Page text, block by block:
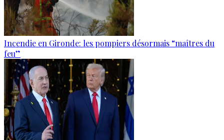
Incendie en Gironde: les pompiers désormais “maîtres du
feu”